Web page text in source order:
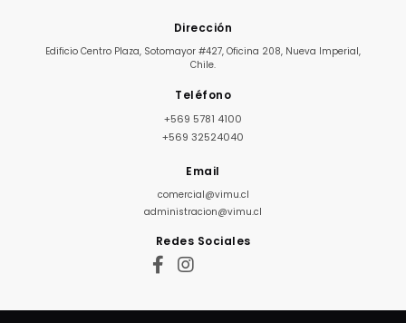
Dirección
Edificio Centro Plaza, Sotomayor #427, Oficina 208, Nueva Imperial,
Chile.
Teléfono
+569 5781 4100
+569 32524040
Email
comercial@vimu.cl
administracion@vimu.cl
Redes Sociales